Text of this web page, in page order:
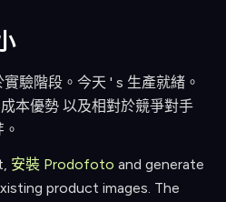
驗階段。今天 ' s 生產就緒。
本優勢 以及相對於競爭對手
安裝 Prodofoto and generate
product images. The